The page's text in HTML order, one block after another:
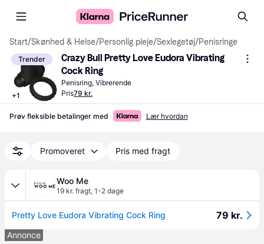
Start/Skønhed & Helse/Personlig pleje/Sexlegetøj/Penisringe
Trender
+1
Crazy Bull Pretty Love Eudora Vibrating
Cock Ring
Penisring, Vibrerende
Pris79 kr.
Prøv fleksible betalinger med Lær hvordan
Promoveret Pris med fragt
Woo Me
19 kr. fragt, 1-2 dage
Pretty Love Eudora Vibrating Cock Ring 79 kr.
Annonce